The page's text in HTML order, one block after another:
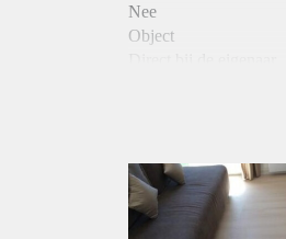
Nee
Object
Huurtoeslag
Niet mogelijk
Inkomen eis